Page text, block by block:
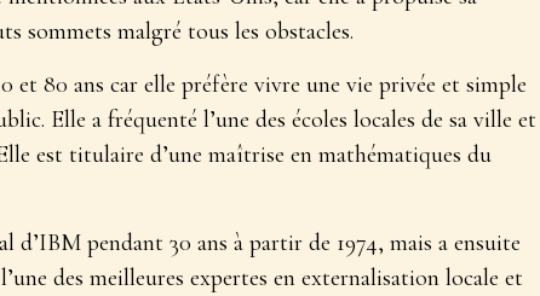
sommets malgré tous les obstacles.
et 80 ans car elle préfère vivre une vie privée et simple
Elle a fréquenté l’une des écoles locales de sa ville et
est titulaire d’une maîtrise en mathématiques du
d’IBM pendant 30 ans à partir de 1974, mais a ensuite
des meilleures expertes en externalisation locale et